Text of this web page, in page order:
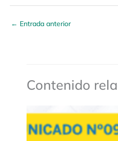
← Entrada anterior
Contenido